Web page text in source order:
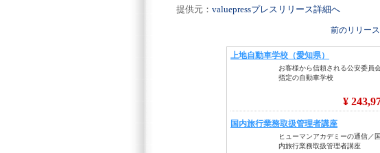
提供元： valuepressプレスリリース詳細へ
前のリリース